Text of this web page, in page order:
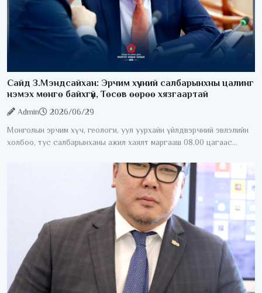
Сайд З.Мэндсайхан: Эрчим хүчний салбарынхны цалинг
нэмэх мөнгө байхгүй, Төсөв өөрөө хязгаартай
Admin
2026/06/29
Монголын эрчим хүч, геологи, уул уурхайн үйлдвэрчний эвлэлийн
холбоо, тус салбарынханы ажил хаялт маргааш 08.00 цагаас